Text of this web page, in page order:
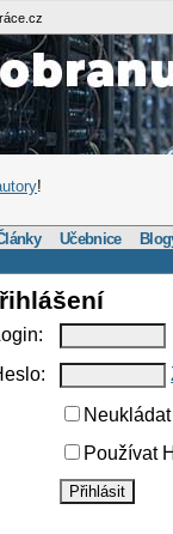
!
Učebnice
Používat